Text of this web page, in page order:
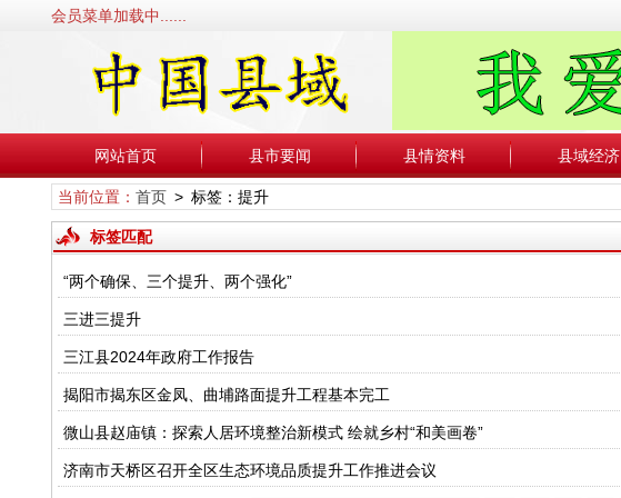
会员菜单加载中......
网站首页 县市要闻 县情资料 县域经济
当前位置： 首页> 标签：提升
标签匹配
“两个确保、三个提升、两个强化”
三进三提升
三江县2024年政府工作报告
揭阳市揭东区金凤、曲埔路面提升工程基本完工
微山县赵庙镇：探索人居环境整治新模式 绘就乡村“和美画卷”
济南市天桥区召开全区生态环境品质提升工作推进会议